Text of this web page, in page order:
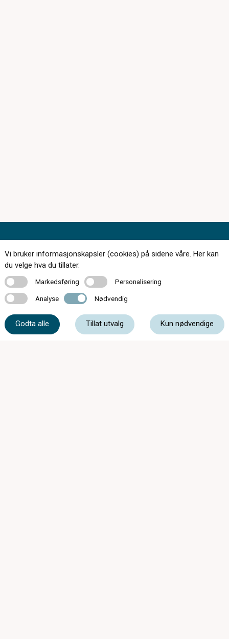
Kontakt oss
56 55 20 50
Vi bruker informasjonskapsler (cookies) på sidene våre. Her kan
du velge hva du tillater.
MarkedsføringMarkedsføring PersonaliseringPersonalisering
Analyse Analyse Nødvendig Nødvendig
Godta alle Tillat utvalg Kun nødvendige